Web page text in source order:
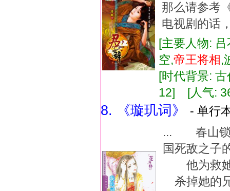
那么请参考
电视剧的
[主要人物:
空,帝王将相,
[时代背景:
12] [人气:
8. 《璇玑词》
- 单行
... 春山锁
国死敌之
他为救
杀掉她的